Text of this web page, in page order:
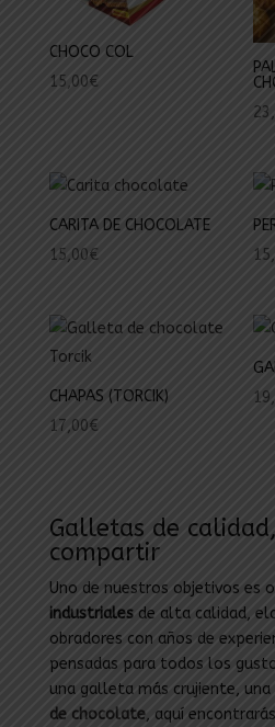
CHOCO COL
15,00€
CARITA DE CHOCOLATE
15,00€
CHAPAS (TORCIK)
17,00€
Galletas de
compartir
Uno de nuestros objetivos es
industriales de alta calidad,
obradores con años de
pensadas para todos los
una galleta más crujiente, una
de chocolate, aquí